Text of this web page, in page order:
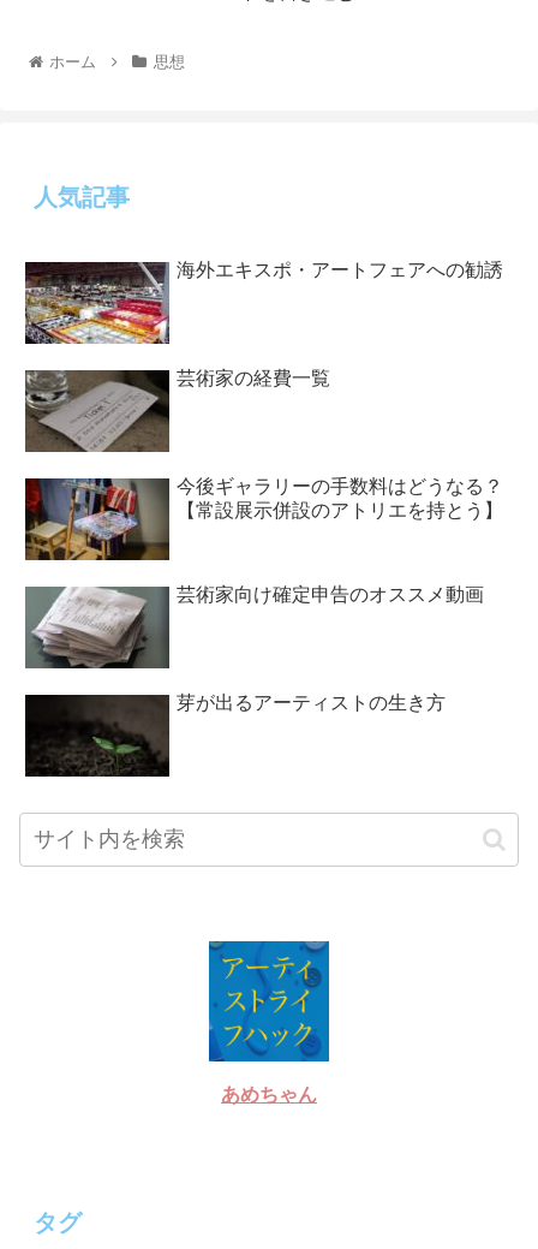
ホーム 思想
人気記事
海外エキスポ・アートフェアへの勧誘
芸術家の経費一覧
今後ギャラリーの手数料はどうなる？
【常設展示併設のアトリエを持とう】
芸術家向け確定申告のオススメ動画
芽が出るアーティストの生き方
あめちゃん
タグ